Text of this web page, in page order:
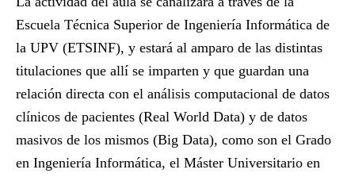
Escuela Técnica Superior de Ingeniería Informática de
la UPV (ETSINF), y estará al amparo de las distintas
titulaciones que allí se imparten y que guardan una
relación directa con el análisis computacional de datos
clínicos de pacientes (Real World Data) y de datos
masivos de los mismos (Big Data), como son el Grado
en Ingeniería Informática, el Máster Universitario en